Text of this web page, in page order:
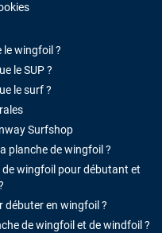
le wingfoil ?
le SUP ?
le surf ?
Surfshop
planche de wingfoil ?
de wingfoil pour débutant et
débuter en wingfoil ?
de wingfoil et de windfoil ?